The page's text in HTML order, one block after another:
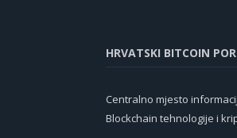
HRVATSKI BITCOIN
Centralno mjesto
Blockchain tehnologije i